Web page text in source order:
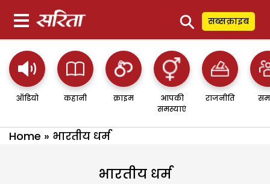
⚲ सब्सक्राइब
ऑडियो कहानी क्राइम
आपकी
समस्याएं
राजनीति
Home » भारतीय धर्म
भारतीय धर्म